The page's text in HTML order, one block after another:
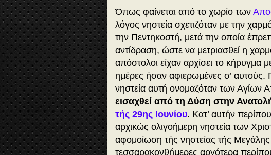
Όπως φαίνεται από το χωρίο των
λόγος νηστεία σχετιζόταν με την
την Πεντηκοστή, μετά την οποία
αντίδραση, ώστε να μετριασθεί η
απόστολοι είχαν αρχίσει το κήρυγμα
ημέρες ήσαν αφιερωμένες σ’ αυτούς.
νηστεία αυτή ονομαζόταν των Αγίων
εισαχθεί από τη Δύση στην
τής 29ης Ιουνίου. Κατ’ αυτήν
αρχικώς ολιγοήμερη νηστεία των
αφομοίωση τής νηστείας τής Μεγάλης
τεσσαρακονθήμερες αργότερα